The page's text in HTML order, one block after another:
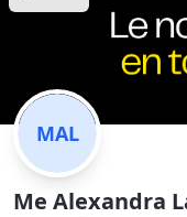
MAL
Me Alexandra